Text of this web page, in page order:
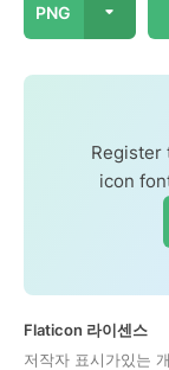
PNG
Register
icon
Flaticon 라이센스
저작자 표시가있는